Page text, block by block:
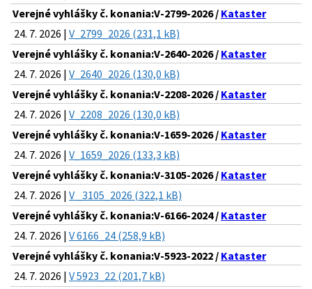
Verejné vyhlášky č. konania:V-2799-2026 / Kataster
24. 7. 2026 | V_2799_2026 (231,1 kB)
Verejné vyhlášky č. konania:V-2640-2026 / Kataster
24. 7. 2026 | V_2640_2026 (130,0 kB)
Verejné vyhlášky č. konania:V-2208-2026 / Kataster
24. 7. 2026 | V_2208_2026 (130,0 kB)
Verejné vyhlášky č. konania:V-1659-2026 / Kataster
24. 7. 2026 | V_1659_2026 (133,3 kB)
Verejné vyhlášky č. konania:V-3105-2026 / Kataster
24. 7. 2026 | V _3105_2026 (322,1 kB)
Verejné vyhlášky č. konania:V-6166-2024 / Kataster
24. 7. 2026 | V 6166_24 (258,9 kB)
Verejné vyhlášky č. konania:V-5923-2022 / Kataster
24. 7. 2026 | V 5923_22 (201,7 kB)